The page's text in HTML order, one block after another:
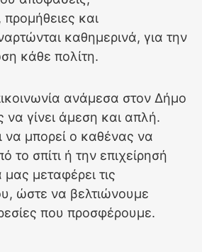
και
καθημερινά, για την
κάθε πολίτη.
ανάμεσα στον Δήμο
να γίνει άμεση και απλή.
να μπορεί ο καθένας να
το σπίτι ή την επιχείρησή
μεταφέρει τις
ώστε να βελτιώνουμε
που προσφέρουμε.